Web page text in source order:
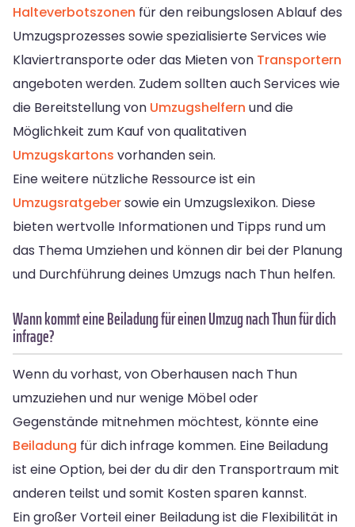
Halteverbotszonen für den reibungslosen Ablauf des
Umzugsprozesses sowie spezialisierte Services wie
Klaviertransporte oder das Mieten von Transportern
angeboten werden. Zudem sollten auch Services wie
die Bereitstellung von Umzugshelfern und die
Möglichkeit zum Kauf von qualitativen
Umzugskartons vorhanden sein.
Eine weitere nützliche Ressource ist ein
Umzugsratgebersowie ein Umzugslexikon. Diese
bieten wertvolle Informationen und Tipps rund um
das Thema Umziehen und können dir bei der Planung
und Durchführung deines Umzugs nach Thun helfen.
Wann kommt eine Beiladung für einen Umzug nach Thun für dich
infrage?
Wenn du vorhast, von Oberhausen nach Thun
umzuziehen und nur wenige Möbel oder
Gegenstände mitnehmen möchtest, könnte eine
Beiladung für dich infrage kommen. Eine Beiladung
ist eine Option, bei der du dir den Transportraum mit
anderen teilst und somit Kosten sparen kannst.
Ein großer Vorteil einer Beiladung ist die Flexibilität in